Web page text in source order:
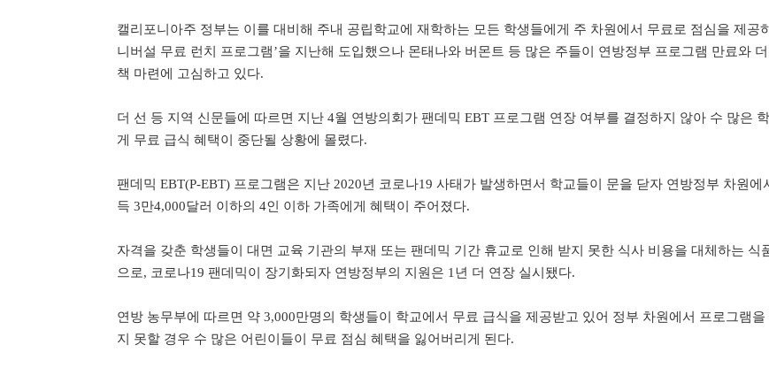
캘리포니아주 정부는 이를 대비해 주내 공립학교에 재학하는 모든 학생들에게 주 차원에서 무료로 점심을 제공
니버설 무료 런치 프로그램’을 지난해 도입했으나 몬태나와 버몬트 등 많은 주들이 연방정부 프로그램 만료와 더
책 마련에 고심하고 있다.
더 선 등 지역 신문들에 따르면 지난 4월 연방의회가 팬데믹 EBT 프로그램 연장 여부를 결정하지 않아 수 많은 학
게 무료 급식 혜택이 중단될 상황에 몰렸다.
팬데믹 EBT(P-EBT) 프로그램은 지난 2020년 코로나19 사태가 발생하면서 학교들이 문을 닫자 연방정부 차원에
득 3만4,000달러 이하의 4인 이하 가족에게 혜택이 주어졌다.
자격을 갖춘 학생들이 대면 교육 기관의 부재 또는 팬데믹 기간 휴교로 인해 받지 못한 식사 비용을 대체하는 식
으로, 코로나19 팬데믹이 장기화되자 연방정부의 지원은 1년 더 연장 실시됐다.
연방 농무부에 따르면 약 3,000만명의 학생들이 학교에서 무료 급식을 제공받고 있어 정부 차원에서 프로그램을
지 못할 경우 수 많은 어린이들이 무료 점심 혜택을 잃어버리게 된다.